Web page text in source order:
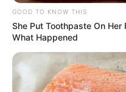
GOOD TO KNOW THIS
She Put Toothpaste On Her
What Happened